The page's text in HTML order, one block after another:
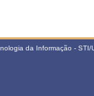
da Informação -